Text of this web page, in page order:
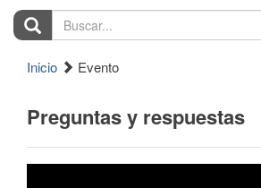
Buscar...
Inicio Evento
Preguntas y respuestas